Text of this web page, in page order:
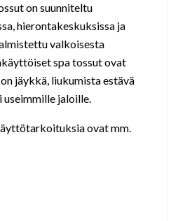
on suunniteltu
hierontakeskuksissa ja
valkoisesta
spa tossut ovat
jäykkä, liukumista estävä
useimmille jaloille.
ovat mm.